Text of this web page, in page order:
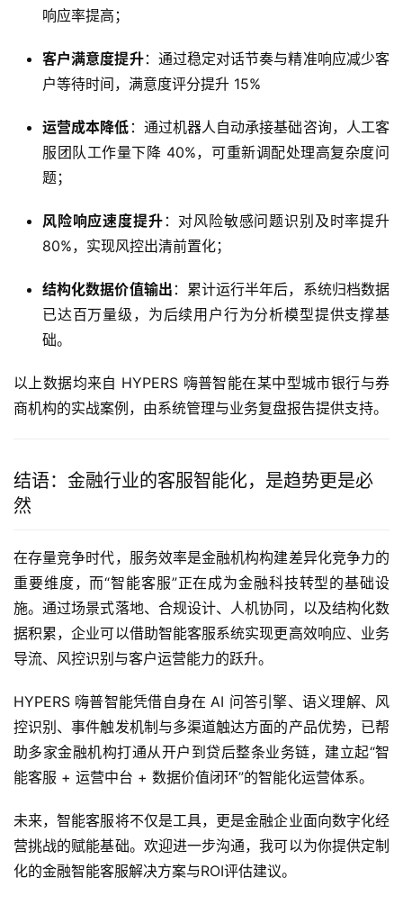
响应率提高；
客户满意度提升：通过稳定对话节奏与精准响应减少客
户等待时间，满意度评分提升 15%
运营成本降低 ：通过机器人自动承接基础咨询，人工客
服团队工作量下降 40%，可重新调配处理高复杂度问
题；
风险响应速度提升 ：对风险敏感问题识别及时率提升
80%，实现风控出清前置化；
结构化数据价值输出 ：累计运行半年后，系统归档数据
已达百万量级，为后续用户行为分析模型提供支撑基
础。
以上数据均来自 HYPERS 嗨普智能在某中型城市银行与券
商机构的实战案例，由系统管理与业务复盘报告提供支持。
结语：金融行业的客服智能化，是趋势更是必
然
在存量竞争时代，服务效率是金融机构构建差异化竞争力的
重要维度，而“智能客服”正在成为金融科技转型的基础设
施。通过场景式落地、合规设计、人机协同，以及结构化数
据积累，企业可以借助智能客服系统实现更高效响应、业务
导流、风控识别与客户运营能力的跃升。
HYPERS 嗨普智能凭借自身在 AI 问答引擎、语义理解、风
控识别、事件触发机制与多渠道触达方面的产品优势，已帮
助多家金融机构打通从开户到贷后整条业务链，建立起“智
能客服 + 运营中台 + 数据价值闭环”的智能化运营体系。
未来，智能客服将不仅是工具，更是金融企业面向数字化经
营挑战的赋能基础。欢迎进一步沟通，我可以为你提供定制
化的金融智能客服解决方案与ROI评估建议。